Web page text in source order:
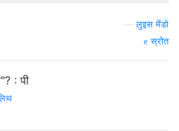
—लुइस मेंडो
स्रोत
: पी